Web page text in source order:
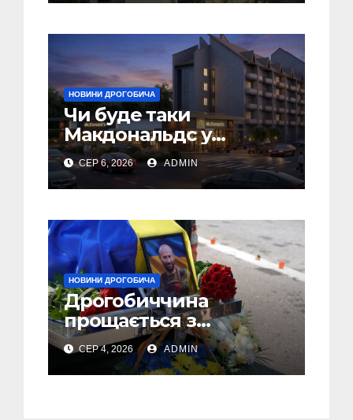
НОВИНИ ДРОГОБИЧА
Чи буде таки
Макдональдс у
Дрогобичі? (Фото)
СЕР 6, 2026 ADMIN
НОВИНИ ДРОГОБИЧА
Дрогобиччина
прощається з
полеглим Воїном
Олегом Торським
СЕР 4, 2026 ADMIN